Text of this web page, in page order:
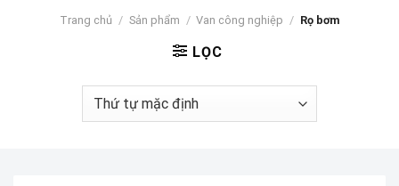
Trang chủ / Sản phẩm / Van công nghiệp / Rọ bơm
LỌC